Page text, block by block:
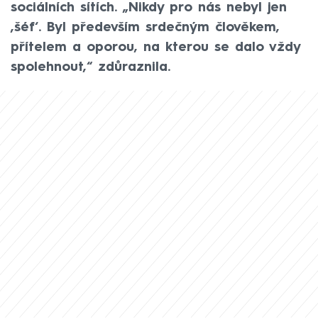
sociálních sítích. „Nikdy pro nás nebyl jen
‚šéf‘. Byl především srdečným člověkem,
přítelem a oporou, na kterou se dalo vždy
spolehnout,“ zdůraznila.